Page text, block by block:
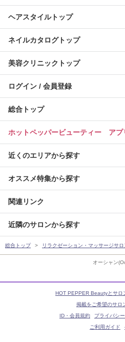
オーシャン
ヘアスタイルトップ
ネイルカタログトップ
美容クリニックトップ
ログイン / 会員登録
総合トップ
ホットペッパービューティー アプ
近くのエリアから探す
オススメ特集から探す
関連リンク
近隣のサロンから探す
総合トップ リラクゼーション・マッサージサ
HOT PEPPER Beautyとサロ
掲載をご希望のサロ
ID・会員規約
プライバシ
ご利用ガイド